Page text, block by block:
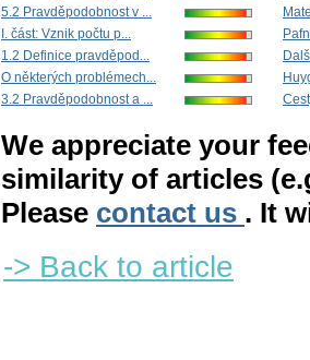
5.2 Pravděpodobnost v ...
I. část: Vznik počtu p...
1.2 Definice pravděpod...
O některých problémech...
3.2 Pravděpodobnost a ...
We appreciate your
similarity of articles
Please contact us . It
-> Back to article